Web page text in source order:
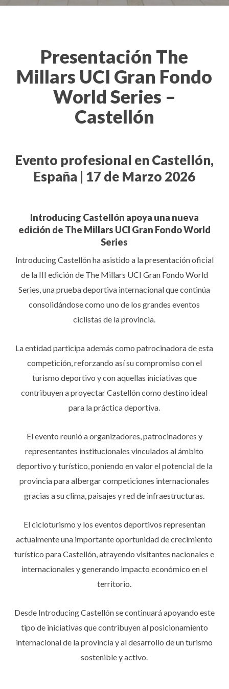
Presentación The
Millars UCI Gran Fondo
World Series –
Castellón
Evento profesional en Castellón,
España | 17 de Marzo 2026
Introducing Castellón apoya una nueva
edición de The Millars UCI Gran Fondo World
Series
Introducing Castellón ha asistido a la presentación oficial
de la III edición de The Millars UCI Gran Fondo World
Series, una prueba deportiva internacional que continúa
consolidándose como uno de los grandes eventos
ciclistas de la provincia.
La entidad participa además como patrocinadora de esta
competición, reforzando así su compromiso con el
turismo deportivo y con aquellas iniciativas que
contribuyen a proyectar Castellón como destino ideal
para la práctica deportiva.
El evento reunió a organizadores, patrocinadores y
representantes institucionales vinculados al ámbito
deportivo y turístico, poniendo en valor el potencial de la
provincia para albergar competiciones internacionales
gracias a su clima, paisajes y red de infraestructuras.
El cicloturismo y los eventos deportivos representan
actualmente una importante oportunidad de crecimiento
turístico para Castellón, atrayendo visitantes nacionales e
internacionales y generando impacto económico en el
territorio.
Desde Introducing Castellón se continuará apoyando este
tipo de iniciativas que contribuyen al posicionamiento
internacional de la provincia y al desarrollo de un turismo
sostenible y activo.